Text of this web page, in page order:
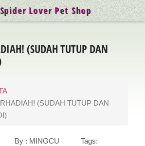
(SUDAH TUTUP DAN
(SUDAH TUTUP DAN
By : MINGCU Tags:
Lover Pet Shop